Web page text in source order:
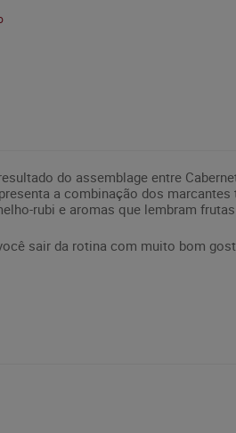
do assemblage entre
a combinação dos
rubi e aromas que lembram
sair da rotina com muito bom